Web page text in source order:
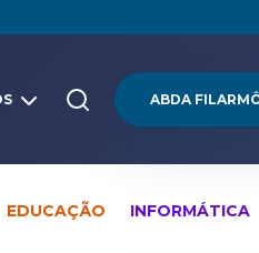
ABDA
EDUCAÇÃO INFORMÁTICA